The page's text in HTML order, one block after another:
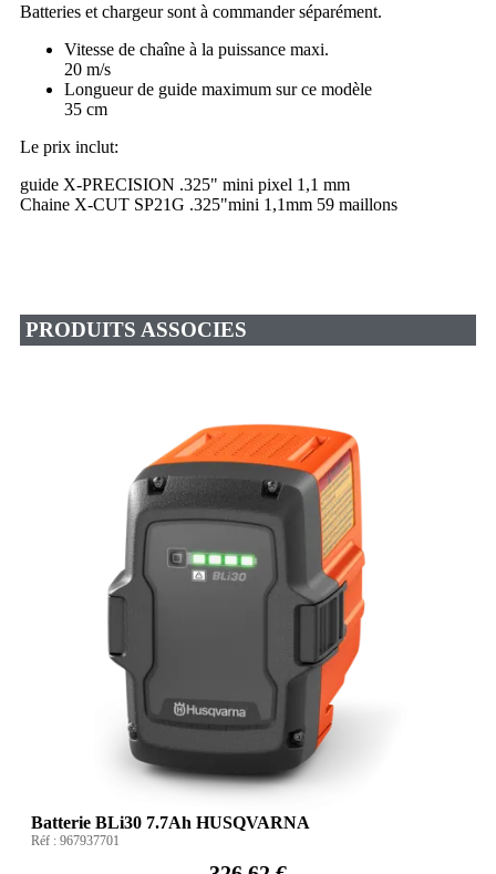
Batteries et chargeur sont à commander séparément.
Vitesse de chaîne à la puissance maxi.
20 m/s
Longueur de guide maximum sur ce modèle
35 cm
Le prix inclut:
guide X-PRECISION .325" mini pixel 1,1 mm
Chaine X-CUT SP21G .325"mini 1,1mm 59 maillons
PRODUITS ASSOCIES
Batterie BLi30 7.7Ah HUSQVARNA
Réf : 967937701